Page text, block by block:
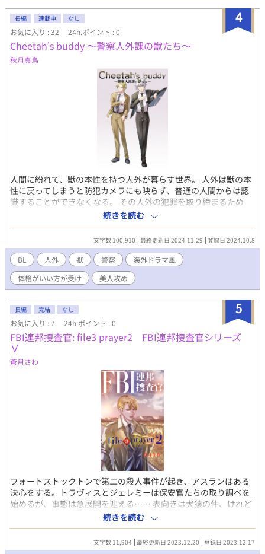
で美形な金髪碧眼のエリート系×ジョーク好きな男前のイタリア
系。 表紙イラストは長月京子様です。
4
長編 連載中 なし
お気に入り : 32 24h.ポイント : 0
Cheetah's buddy 〜警察人外課の獣たち〜
秋月真鳥
人間に紛れて、獣の本性を持つ人外が暮らす世界。 人外は獣の本
性に戻ってしまうと防犯カメラにも映らず、普通の人間からは認
識することができなくなる。 その人外の犯罪を取り締まるため
に、合衆国の州警察には人外課という人外で構成された課があっ
た。 人外課に勤める若い人外、ルーカスは、相棒を顧みることな
く置いて行って、これまでに何度も相棒から関係の解消を申し入
れられていた。そんなルーカスがまた相棒に関係を解消される。
警察官は二人ペアでないと行動してはいけないことになってい
るので、現場に出たいルーカスは、上司のジャンルカの紹介する
新しい相棒、エルネストと組むことになる。エルネストはずっと
組んでいた相棒が怪我で現場に出られなくなって、隣りの州から
やってきたのだった。 最初はエルネストのことを今までの相棒
と同じように思っていたルーカスだったが、エルネストはルーカ
スと協力して事件を解決しようとする気持ちを見せてくる。 小
さいころに人身売買組織に売られそうになって、施設で育ったル
ーカスは、エルネストの優しさに心溶かされて恋心を抱いてい
く。 孤独なチーターの人外ルーカスと愛情深い狼の人外エルネ
続きを読む
文字数 100,910 最終更新日 2024.11.29 登録日 2024.10.8
BL 人外 獣 警察
海外ドラマ風
体格がいい方が受け
美人攻め
5
長編 完結 なし
お気に入り : 7 24h.ポイント : 0
FBI連邦捜査官: file3 prayer2 FBI連邦捜査官シリーズ
Ⅴ
蒼月さわ
フォートストックトンで第二の殺人事件が起き、アスランはある
決心をする。トラヴィスとジェレミーは保安官たちの取り調べを
始めるが、事態は急展開を迎える…… 表向きは犬猿の仲、けれど
裏では極秘に付きあっているクールで美形な金髪碧眼のエリート
系×ジョーク好きな男前のイタリア系。 以前にアルファさんで連
載していたアメリカを舞台に事件を捜査する連邦捜査官たちの物
語、第三弾・後編、電子書籍の試し読みです。本編他、その後の
続きを読む
文字数 11,904 最終更新日 2023.12.20 登録日 2023.12.17